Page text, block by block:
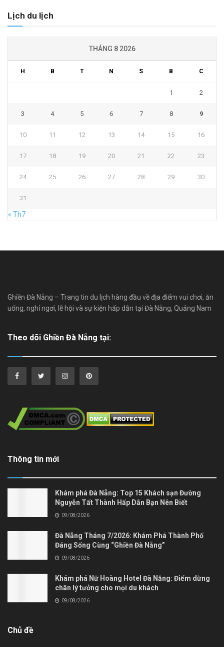
Lịch du lịch
THÁNG 8 2026
H B T N S B C
1 2
3 4 5 6 7 8 9
10 11 12 13 14 15 16
17 18 19 20 21 22 23
24 25 26 27 28 29 30
31
« Th7
Ghiền Đà Nẵng – Trang tin du lịch hàng đầu về địa điểm vui chơi, ăn
uống, nghỉ ngơi, lễ hội và sự kiện hấp dẫn tại Đà Nẵng, Quảng Nam
Theo dõi Ghiền Đà Nẵng tại:
Thông tin mới
Khám phá Đà Nẵng: Top 15 Khách sạn Đường
Nguyễn Tất Thành Hấp Dẫn Bạn Nên Biết
09/08/2026
Đà Nẵng Tháng 7/2026: Khám Phá Thành Phố
Đáng Sống Cùng “Ghiền Đà Nẵng”
09/08/2026
Khám phá Nữ Hoàng Hotel Đà Nẵng: Điểm dừng
chân lý tưởng cho mọi du khách
09/08/2026
Chủ đề